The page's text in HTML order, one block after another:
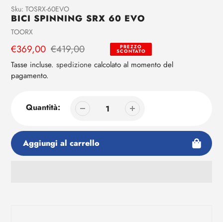
Aggiunta
di
prodotto
tuo
carrello
Sku: TOSRX-60EVO
BICI SPINNING SRX 60 EVO
Venditrice
TOORX
Prezzo
di
vendita
€369,00
Prezzo
regolare
€419,00 PREZZO
SCONTATO
Tasse incluse. spedizione calcolato al momento del
pagamento.
Quantità:
Aggiungi al carrello